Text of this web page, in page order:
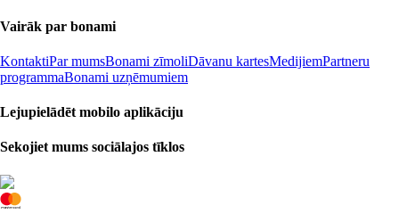
Vairāk par bonami
KontaktiPar mumsBonami zīmoliDāvanu kartesMedijiemPartneru
programmaBonami uzņēmumiem
Lejupielādēt mobilo aplikāciju
Sekojiet mums sociālajos tīklos